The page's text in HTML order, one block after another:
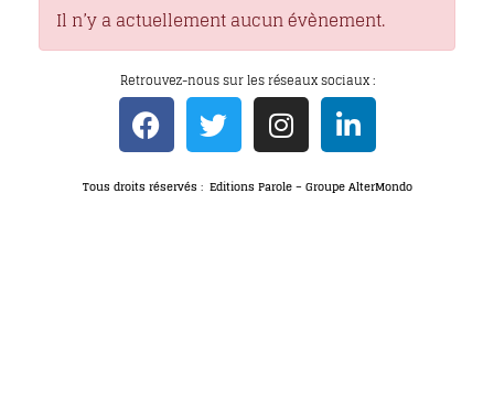
Il n’y a actuellement aucun évènement.
Retrouvez-nous sur les réseaux sociaux :
Tous droits réservés : Editions Parole – Groupe AlterMondo